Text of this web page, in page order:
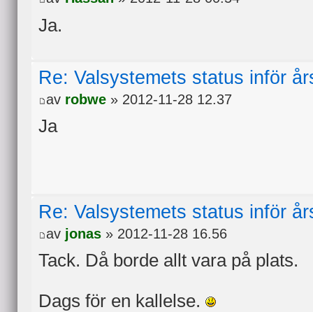
Ja.
Re: Valsystemets status inför
av robwe » 2012-11-28 12.37
Ja
Re: Valsystemets status inför
av jonas » 2012-11-28 16.56
Tack. Då borde allt vara på plats.
Dags för en kallelse.